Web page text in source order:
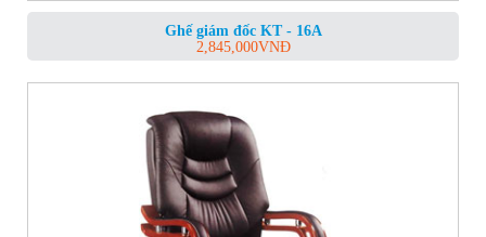
Ghế giám đốc KT - 16A
2,845,000VNĐ